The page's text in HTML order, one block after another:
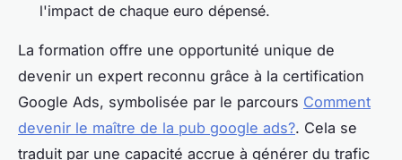
l'impact de chaque euro dépensé.
La formation offre une opportunité unique de
devenir un expert reconnu grâce à la certification
Google Ads, symbolisée par le parcours Comment
devenir le maître de la pub google ads?. Cela se
traduit par une capacité accrue à générer du trafic